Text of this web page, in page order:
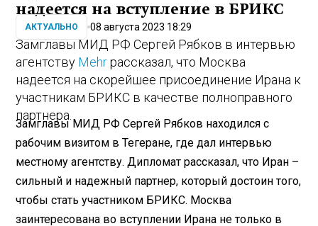
надеется на вступление в БРИКС
АКТУАЛЬНО 08 августа 2023 18:29
Замглавы МИД РФ Сергей Рябков в интервью
агентству Mehrрассказал, что Москва
надеется на скорейшее присоединение Ирана к
участникам БРИКС в качестве полноправного
партнера.
Замглавы МИД РФ Сергей Рябков находился с
рабочим визитом в Тегеране, где дал интервью
местному агентству. Дипломат рассказал, что Иран –
сильный и надежный партнер, который достоин того,
чтобы стать участником БРИКС. Москва
заинтересована во вступлении Ирана не только в